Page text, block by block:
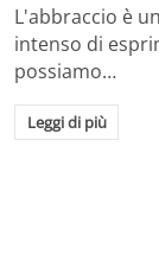
L'abbraccio è
intenso di
possiamo…
Leggi di più